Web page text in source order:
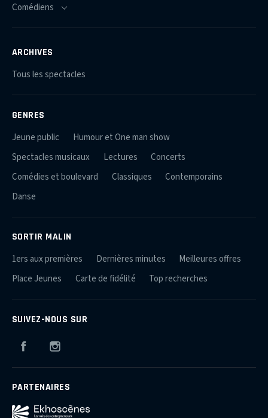
ARCHIVES
Tous les spectacles
GENRES
Jeune public
Humour et One man show
Spectacles musicaux
Lectures
Concerts
Comédies et boulevard
Classiques
Contemporains
Danse
SORTIR MALIN
1ers aux premières Dernières minutes
Meilleures offres
Place Jeunes
Carte de fidélité Top recherches
SUIVEZ-NOUS SUR
Facebook
PARTENAIRES